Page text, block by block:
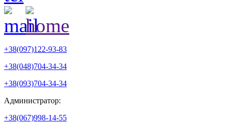
+38(097)122-93-83
+38(048)704-34-34
+38(093)704-34-34
Администратор:
+38(067)998-14-55